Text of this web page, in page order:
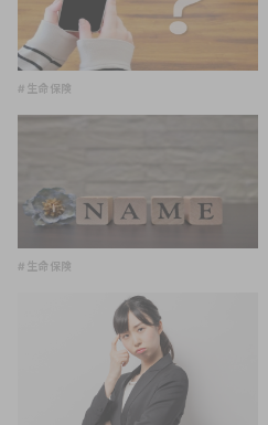
#生命保険
#生命保険